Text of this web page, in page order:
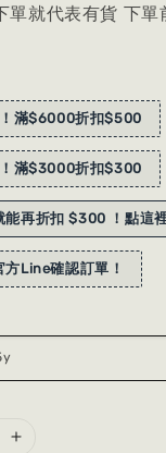
單就代表有貨 下單
滿$6000折扣$500
滿$3000折扣$300
能再折扣 $300 ！點這
Line確認訂單！